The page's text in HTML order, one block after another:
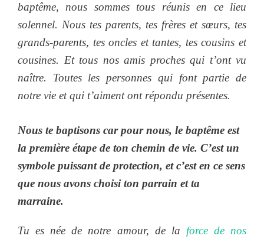
baptême, nous sommes tous réunis en ce lieu
solennel. Nous tes parents, tes frères et sœurs, tes
grands-parents, tes oncles et tantes, tes cousins et
cousines. Et tous nos amis proches qui t’ont vu
naître. Toutes les personnes qui font partie de
notre vie et qui t’aiment ont répondu présentes.
Nous te baptisons car pour nous, le baptême est
la première étape de ton chemin de vie. C’est un
symbole puissant de protection, et c’est en ce sens
que nous avons choisi ton parrain et ta
marraine.
Tu es née de notre amour, de la force de nos